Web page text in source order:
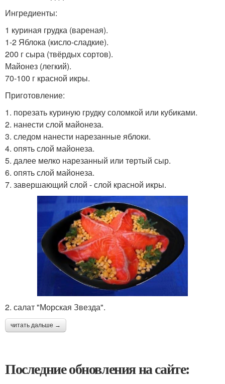
Ингредиенты:
1 куриная грудка (вареная).
1-2 Яблока (кисло-сладкие).
200 г сыра (твёрдых сортов).
Майонез (легкий).
70-100 г красной икры.
Приготовление:
1. порезать куриную грудку соломкой или кубиками.
2. нанести слой майонеза.
3. следом нанести нарезанные яблоки.
4. опять слой майонеза.
5. далее мелко нарезанный или тeртый сыр.
6. опять слой майонеза.
7. завершающий слой - слой красной икры.
2. салат "Морская Звезда".
читать дальше →
Последние обновления на сайте: